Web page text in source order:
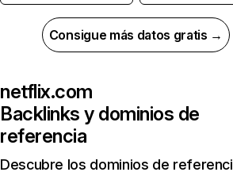
Consigue más datos gratis →
netflix.com
Backlinks y dominios de
referencia
Descubre los dominios de